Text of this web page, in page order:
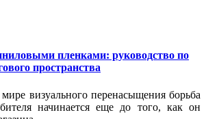
пленками: руководство по
пространства
визуального перенасыщения борьба
начинается еще до того, как он